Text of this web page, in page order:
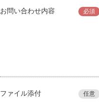
お問い合わせ内容 必須
ファイル添付 任意